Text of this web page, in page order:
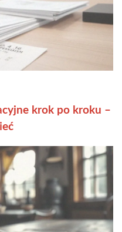
krok po kroku –